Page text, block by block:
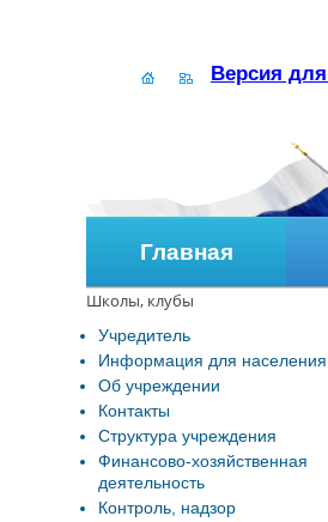
Версия
Главная
Школы, клубы
Учредитель
Информация для населения
Об учреждении
Контакты
Структура учреждения
Финансово-хозяйственная
деятельность
Контроль, надзор